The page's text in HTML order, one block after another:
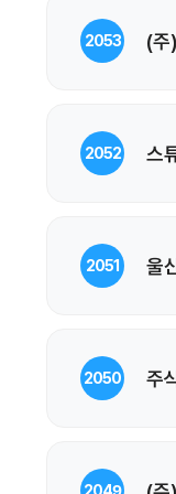
2053 (주
2052 스
2051 울
2050 주